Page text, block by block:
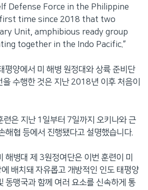
Defense Force in the Philippine
time since 2018 that two
Unit, amphibious ready group
together in the Indo Pacific.”
평양에서 미 해병 원정대와 상륙 준비단
수행한 것은 지난 2018년 이후 처음이
련은 지난 1일부터 7일까지 오키나와 근
해협 등에서 진행됐다고 설명했습니다.
해병대 제 3원정여단은 이번 훈련이 미
배치돼 자유롭고 개방적인 인도 태평양
동맹국과 함께 여러 요소를 신속하게 통